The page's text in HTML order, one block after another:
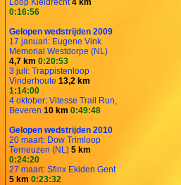
0:16:56
Gelopen wedstrijden 2009
17 januari: Eugene Vink
Memorial Westdorpe (NL)
4,7 km 0:20:53
3 juli: Trappistenloop
Vinderhoute 13,2 km
1:14:00
4 oktober: Vitesse Trail Run,
Beveren 10 km 0:49:48
Gelopen wedstrijden 2010
20 maart: Dow Trimloop
Terneuzen (NL) 5 km
0:24:20
27 maart: Sfinx Ekiden Gent
5 km 0:23:32